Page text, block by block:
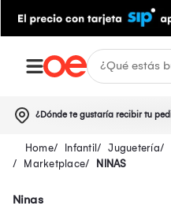
¿Dónde te gustaría recibir tu
Infantil Juguetería
Marketplace
NINAS
Ninas